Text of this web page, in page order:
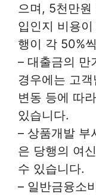
으며, 5천만
입인지 비용
행이 각 50%
– 대출금의 만
경우에는 고
변동 등에 따
있습니다.
– 상품개발 부
은 당행의 여
수 있습니다.
– 일반금융소